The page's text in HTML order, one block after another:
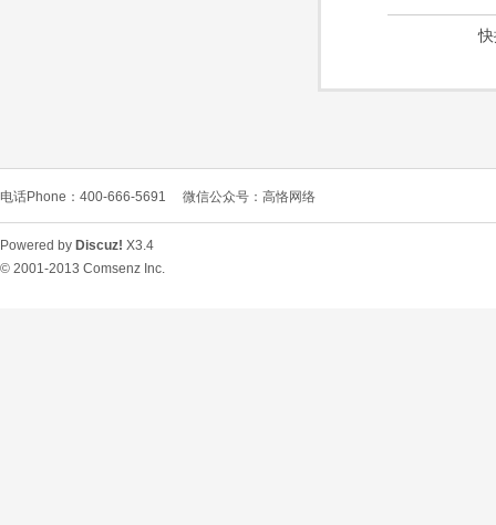
电话Phone：400-666-5691 微信公众号：高恪网络
Powered by Discuz! X3.4
© 2001-2013 Comsenz Inc.